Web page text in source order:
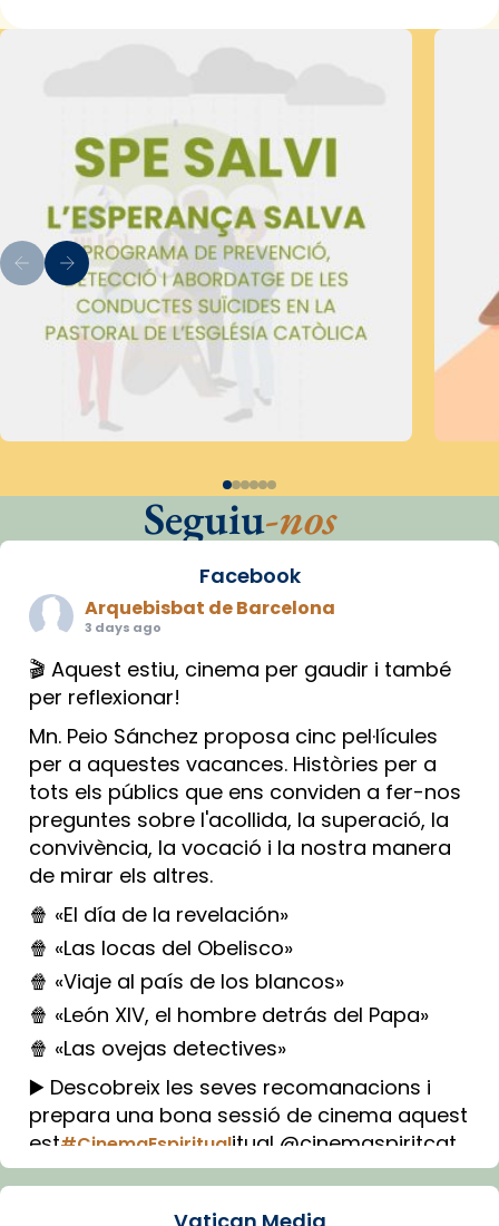
Seguiu-nos
Facebook
Arquebisbat de Barcelona
3 days ago
🎬 Aquest estiu, cinema per gaudir i també
per reflexionar!
Mn. Peio Sánchez proposa cinc pel·lícules
per a aquestes vacances. Històries per a
tots els públics que ens conviden a fer-nos
preguntes sobre l'acollida, la superació, la
convivència, la vocació i la nostra manera
de mirar els altres.
🍿 «El día de la revelación»
🍿 «Las locas del Obelisco»
🍿 «Viaje al país de los blancos»
🍿 «León XIV, el hombre detrás del Papa»
🍿 «Las ovejas detectives»
▶️ Descobreix les seves recomanacions i
prepara una bona sessió de cinema aquest
est#CinemaEspiritualitual @cinemaspiritcat
Imatge: Generada amb IA (OpenAI)